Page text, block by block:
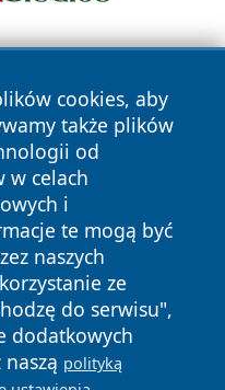
cookies, aby
także plików
od
w celach
i
te mogą być
naszych
ze
do serwisu",
dodatkowych
polityką
prawa
Polityka
Cookies